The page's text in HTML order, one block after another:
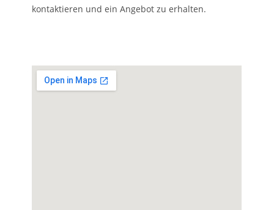
kontaktieren und ein Angebot zu erhalten.